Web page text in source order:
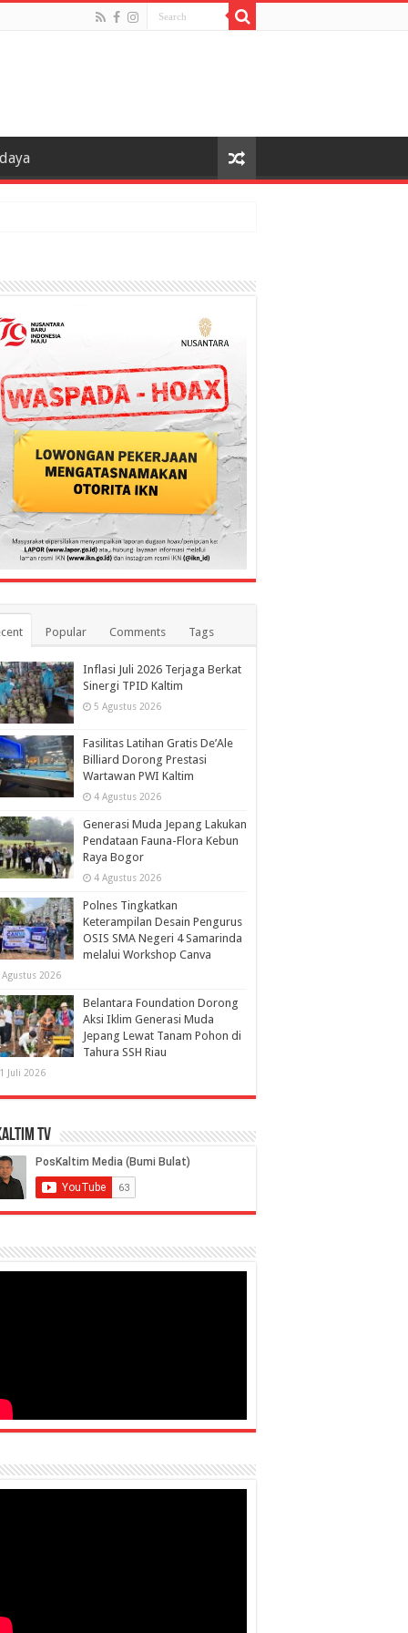
Popular Comments Tags
Inflasi Juli 2026 Terjaga Berkat
Sinergi TPID Kaltim
5 Agustus 2026
Fasilitas Latihan Gratis De’Ale
Billiard Dorong Prestasi
Wartawan PWI Kaltim
4 Agustus 2026
Generasi Muda Jepang Lakukan
Pendataan Fauna-Flora Kebun
Raya Bogor
4 Agustus 2026
Polnes Tingkatkan
Keterampilan Desain Pengurus
OSIS SMA Negeri 4 Samarinda
melalui Workshop Canva
Agustus 2026
Belantara Foundation Dorong
Aksi Iklim Generasi Muda
Jepang Lewat Tanam Pohon di
Tahura SSH Riau
Juli 2026
TV